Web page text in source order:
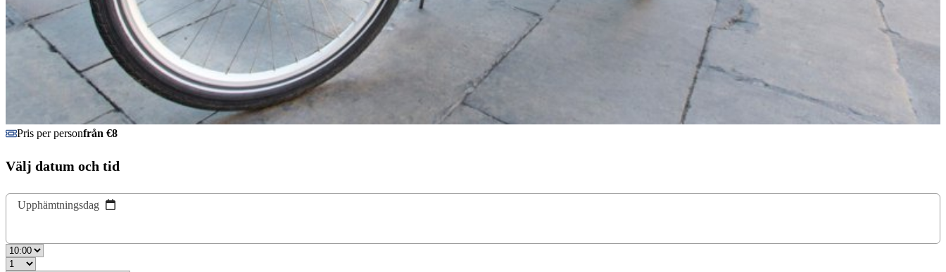
Pris per personfrån €8
Välj datum och tid
Upphämtningsdag